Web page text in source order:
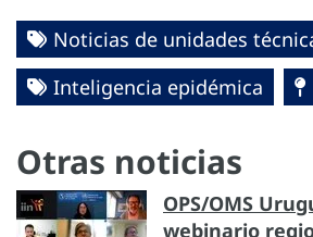
Noticias de unidades
Inteligencia epidémica
Otras noticias
OPS/OMS
webinario